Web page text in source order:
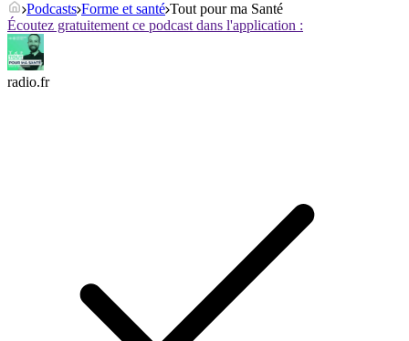
Podcasts Forme et santé Tout pour ma Santé
Écoutez gratuitement ce podcast dans l'application :
radio.fr